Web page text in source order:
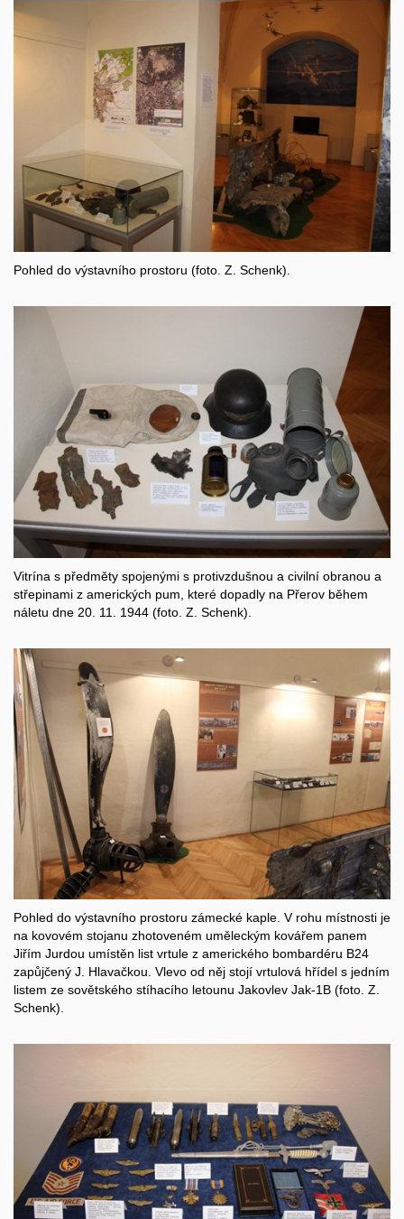
Pohled do výstavního prostoru (foto. Z. Schenk).
Vitrína s předměty spojenými s protivzdušnou a civilní obranou a
střepinami z amerických pum, které dopadly na Přerov během
náletu dne 20. 11. 1944 (foto. Z. Schenk).
Pohled do výstavního prostoru zámecké kaple. V rohu místnosti je
na kovovém stojanu zhotoveném uměleckým kovářem panem
Jiřím Jurdou umístěn list vrtule z amerického bombardéru B24
zapůjčený J. Hlavačkou. Vlevo od něj stojí vrtulová hřídel s jedním
listem ze sovětského stíhacího letounu Jakovlev Jak-1B (foto. Z.
Schenk).